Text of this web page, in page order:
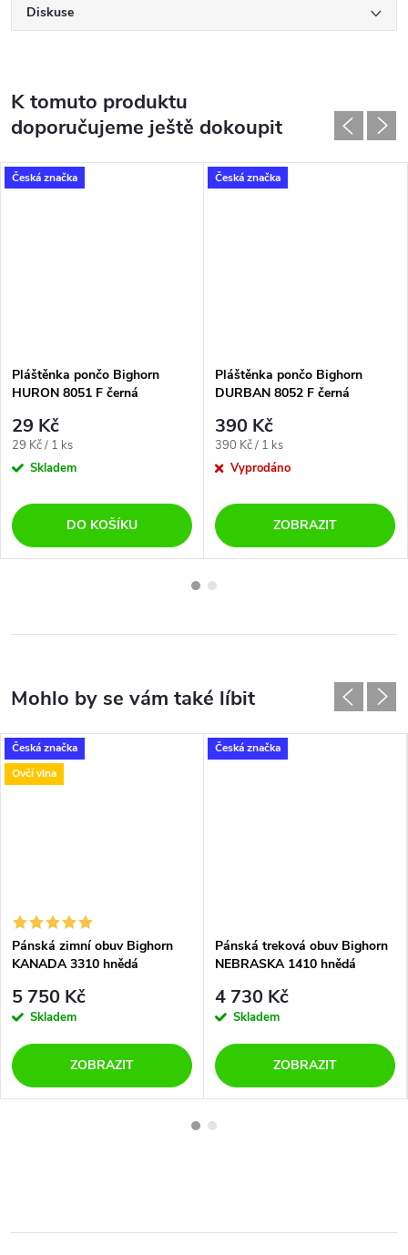
Diskuse
K tomuto produktu
doporučujeme ještě dokoupit
Česká značka
Pláštěnka pončo Bighorn
HURON 8051 F černá
29 Kč
Měrná
cena:
29 Kč / 1 ks
Skladem
DO KOŠÍKU
Česká značka
Pláštěnka pončo Bighorn
DURBAN 8052 F černá
390 Kč
Měrná
cena:
390 Kč / 1 ks
Vyprodáno
ZOBRAZIT
Česká značka
Ovčí vlna
Pánská zimní obuv Bighorn
KANADA 3310 hnědá
5 750 Kč
Skladem
ZOBRAZIT
Česká značka
Pánská treková obuv Bighorn
NEBRASKA 1410 hnědá
4 730 Kč
Skladem
ZOBRAZIT